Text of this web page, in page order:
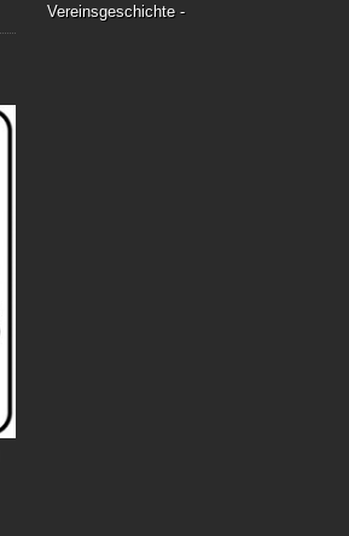
Vereinsgeschichte -